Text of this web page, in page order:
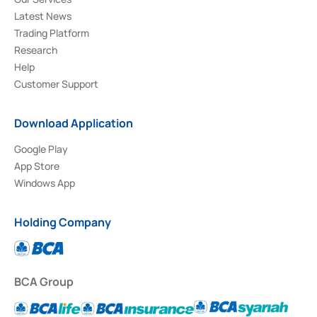
Latest News
Trading Platform
Research
Help
Customer Support
Download Application
Google Play
App Store
Windows App
Holding Company
BCA Group